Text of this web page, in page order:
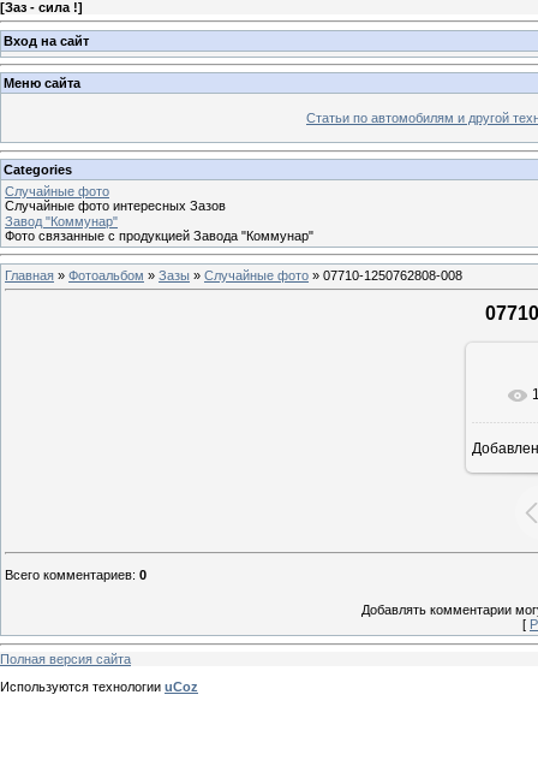
[Заз - сила !]
Вход на сайт
Меню сайта
Статьи по автомобилям и другой
Categories
Случайные фото
Случайные фото интересных Зазов
Завод "Коммунар"
Фото связанные с продукцией Завода "Коммунар"
Главная » Фотоальбом » Зазы » Случайные фото » 07710-1250762808-008
Всего комментариев: 0
Добавлять комментарии
[
Полная версия сайта
Используются технологии uCoz